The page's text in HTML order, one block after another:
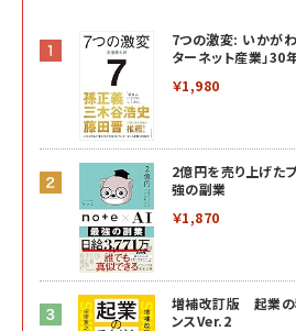
7つの激変: いかが
ターネット産業」30
￥1,980
2億円を売り上げ
強の副業
￥1,870
増補改訂版 起業の
ンスVer.2